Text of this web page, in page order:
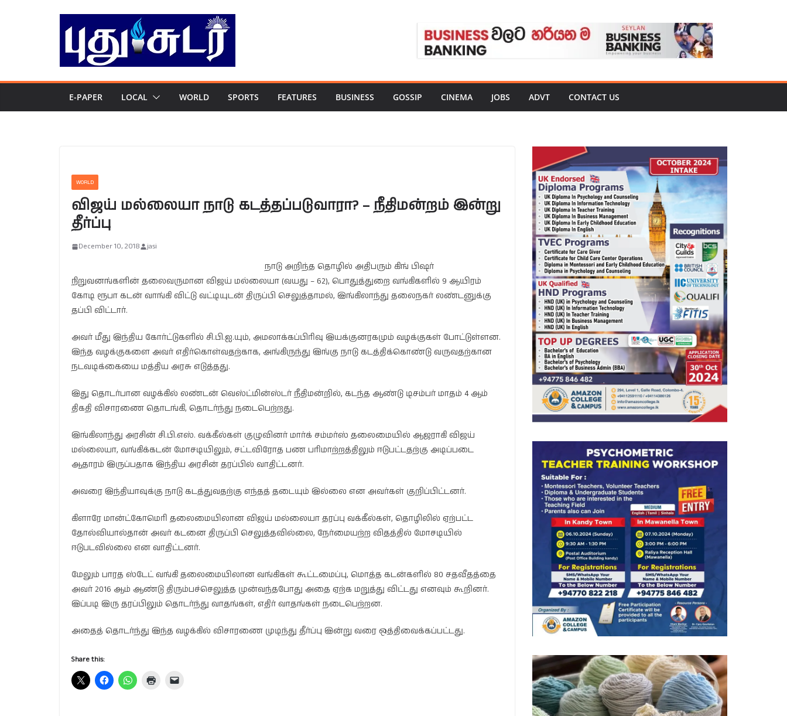
E-PAPER LOCAL WORLD SPORTS FEATURES BUSINESS GOSSIP CINEMA JOBS ADVT CONTACT US
WORLD
விஜய் மல்லையா நாடு கடத்தப்படுவாரா? – நீதிமன்றம் இன்று
தீர்ப்பு
December 10, 2018 jasi
நாடு அறிந்த தொழில் அதிபரும் கிங் பி‌ஷர்
நிறுவனங்களின் தலைவருமான விஜய் மல்லையா (வயது – 62), பொதுத்துறை வங்கிகளில் 9 ஆயிரம்
கோடி ரூபா கடன் வாங்கி விட்டு வட்டியுடன் திருப்பி செலுத்தாமல், இங்கிலாந்து தலைநகர் லண்டனுக்கு
தப்பி விட்டார்.
அவர் மீது இந்திய கோர்ட்டுகளில் சி.பி.ஐ.யும், அமலாக்கப்பிரிவு இயக்குனரகமும் வழக்குகள் போட்டுள்ளன.
இந்த வழக்குகளை அவர் எதிர்கொள்வதற்காக, அங்கிருந்து இங்கு நாடு கடத்திக்கொண்டு வருவதற்கான
நடவடிக்கையை மத்திய அரசு எடுத்தது.
இது தொடர்பான வழக்கில் லண்டன் வெஸ்ட்மின்ஸ்டர் நீதிமன்றில், கடந்த ஆண்டு டிசம்பர் மாதம் 4 ஆம்
திகதி விசாரணை தொடங்கி, தொடர்ந்து நடைபெற்றது.
இங்கிலாந்து அரசின் சி.பி.எஸ். வக்கீல்கள் குழுவினர் மார்க் சம்மர்ஸ் தலைமையில் ஆஜராகி விஜய்
மல்லையா, வங்கிக்கடன் மோசடியிலும், சட்டவிரோத பண பரிமாற்றத்திலும் ஈடுபட்டதற்கு அடிப்படை
ஆதாரம் இருப்பதாக இந்திய அரசின் தரப்பில் வாதிட்டனர்.
அவரை இந்தியாவுக்கு நாடு கடத்துவதற்கு எந்தத் தடையும் இல்லை என அவர்கள் குறிப்பிட்டனர்.
கிளாரே மான்ட்கோமெரி தலைமையிலான விஜய் மல்லையா தரப்பு வக்கீல்கள், தொழிலில் ஏற்பட்ட
தோல்வியால்தான் அவர் கடனை திருப்பி செலுத்தவில்லை, நேர்மையற்ற விதத்தில் மோசடியில்
ஈடுபடவில்லை என வாதிட்டனர்.
மேலும் பாரத ஸ்டேட் வங்கி தலைமையிலான வங்கிகள் கூட்டமைப்பு, மொத்த கடன்களில் 80 சதவீதத்தை
அவர் 2016 ஆம் ஆண்டு திரும்பச்செலுத்த முன்வந்தபோது அதை ஏற்க மறுத்து விட்டது எனவும் கூறினர்.
இப்படி இரு தரப்பிலும் தொடர்ந்து வாதங்கள், எதிர் வாதங்கள் நடைபெற்றன.
அதைத் தொடர்ந்து இந்த வழக்கில் விசாரணை முடிந்து தீர்ப்பு இன்று வரை ஒத்திவைக்கப்பட்டது.
Share this: